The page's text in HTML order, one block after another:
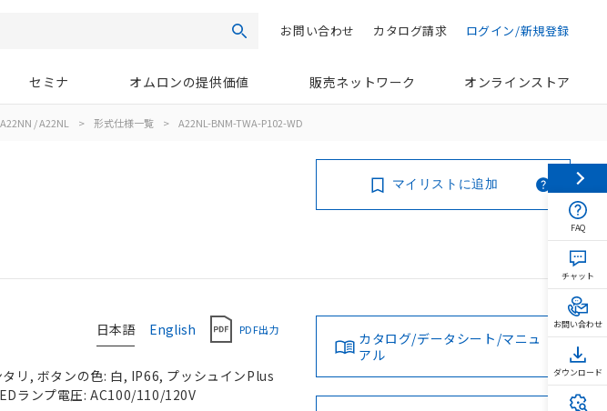
検索 ログイン/新規登録
カタログ請求
お問い合わせ
セミナ オムロンの提供価値 販売ネットワーク オンラインストア
A22NN / A22NL > 形式仕様一覧 > A22NL-BNM-TWA-P102-WD
マイリストに追加
日本語 English PDF出力
リ, ボタンの色: 白, IP66, プッシュインPlus
ランプ電圧: AC100/110/120V
カタログ/データシート/マニュ
アル
FAQ
チャット
お問い合わせ
ダウンロード